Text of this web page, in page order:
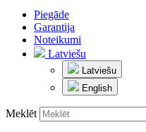
Piegāde
Garantija
Noteikumi
Latviešu
Latviešu
English
Meklēt